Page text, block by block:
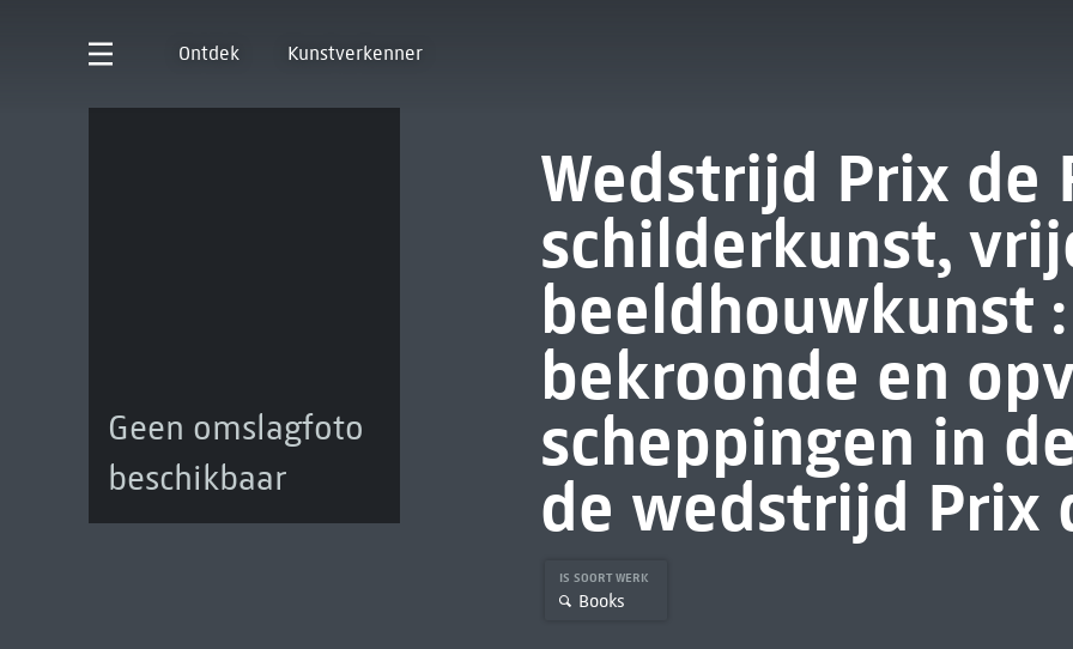
Ontdek Kunstverkenner
Geen omslagfoto
beschikbaar
Wedstrijd Prix de
schilderkunst,
beeldhouwkunst
bekroonde en
scheppingen in
de wedstrijd Prix
IS SOORT WERK
Books